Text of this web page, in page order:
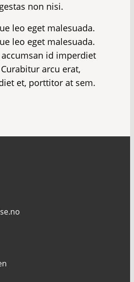
non nisi.
leo eget malesuada.
leo eget malesuada.
id imperdiet
arcu erat,
et, porttitor at sem.